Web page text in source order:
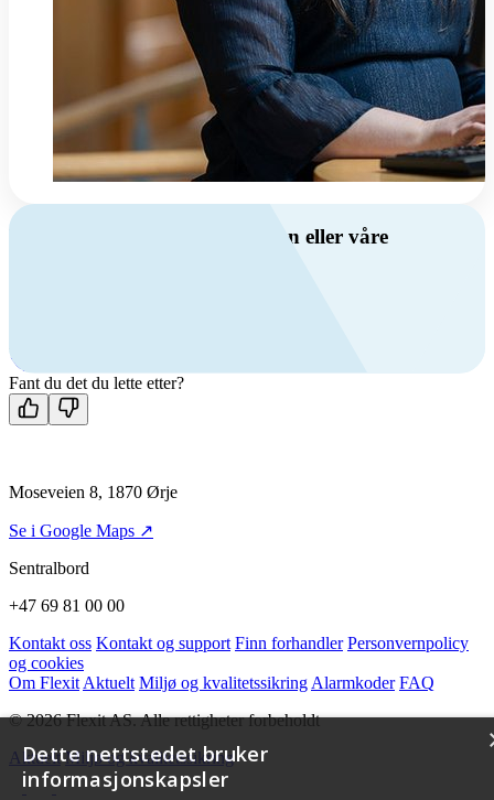
Har du spørsmål om ventilasjon eller våre
Kontakt oss
Fant du det du lette etter?
Moseveien 8, 1870 Ørje
Se i Google Maps ↗
Sentralbord
+47 69 81 00 00
Kontakt oss Kontakt og support Finn forhandler Personvernpolicy
og cookies
Om Flexit Aktuelt Miljø og kvalitetssikring Alarmkoder FAQ
© 2026 Flexit AS. Alle rettigheter forbeholdt
Aktuelt Miljø og kvalitetssikring
Dette nettstedet bruker
informasjonskapsler